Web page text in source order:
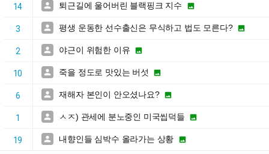
14  퇴근길에 울어버린 블랙핑크 지수 
3  평생 운동한 선수출신은 무식하고 법도 모른다? 
2  야근이 위험한 이유 
10  죽을 정도로 맛있는 버섯 
6  재해자 본인이 안오셨나요? 
1  ㅅㅈ) 관세에 분노중인 미국씹덕들 
19  내향인들 심박수 올라가는 상황 